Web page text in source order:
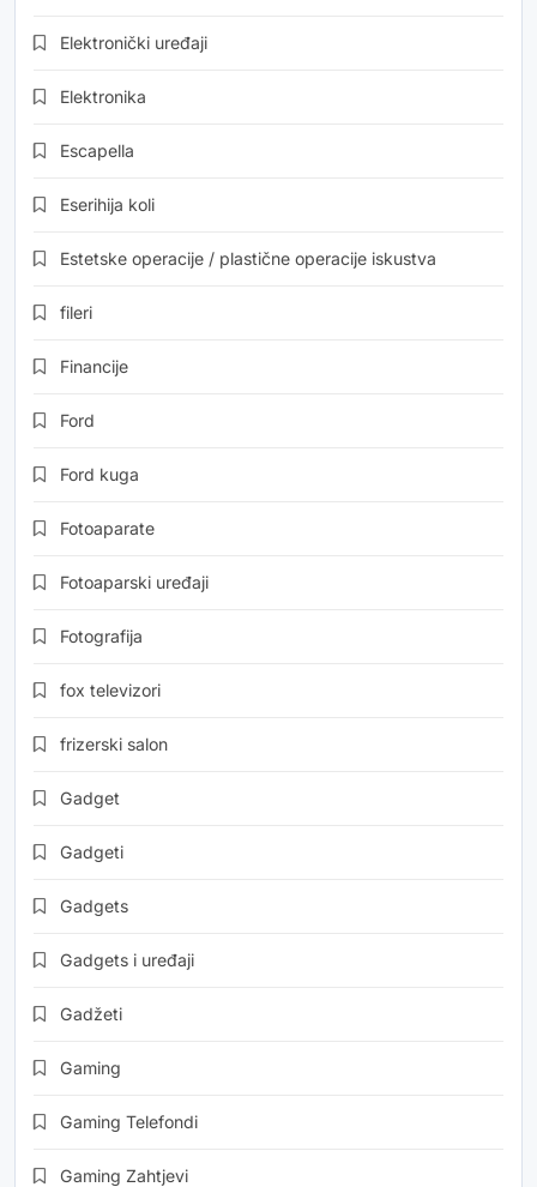
Elektronički uređaji
Elektronika
Escapella
Eserihija koli
Estetske operacije / plastične operacije iskustva
fileri
Financije
Ford
Ford kuga
Fotoaparate
Fotoaparski uređaji
Fotografija
fox televizori
frizerski salon
Gadget
Gadgeti
Gadgets
Gadgets i uređaji
Gadžeti
Gaming
Gaming Telefondi
Gaming Zahtjevi